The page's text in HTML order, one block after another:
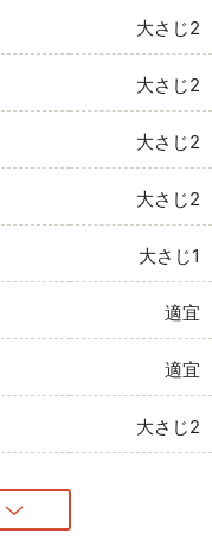
大さじ2
大さじ2
大さじ2
大さじ2
大さじ1
適宜
適宜
大さじ2